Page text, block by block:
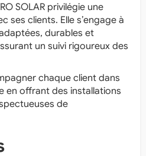
SOLAR privilégie une
ses clients. Elle s’engage à
durables et
un suivi rigoureux des
chaque client dans
en offrant des installations
de